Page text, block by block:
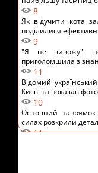
8
Як відучити кота
поділилися
9
"Я не вивожу":
приголомшила
11
Відомий
Києві та показав фото
10
Основний
силах розкрили
11